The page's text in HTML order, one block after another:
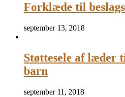
Forklæde til
september 13, 2018
Støttesele af læder
barn
september 11, 2018